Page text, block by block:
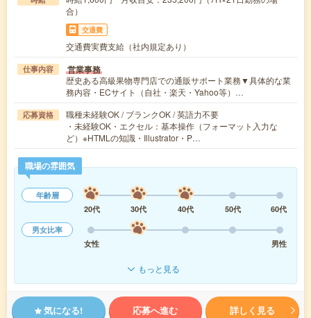
合）
交通費
交通費実費支給（社内規定あり）
仕事内容 営業事務
歴史ある高級果物専門店での通販サポート業務▼具体的な業
務内容・ECサイト（自社・楽天・Yahoo等）…
応募資格
職種未経験OK / ブランクOK / 英語力不要
・未経験OK・エクセル：基本操作（フォーマット入力な
ど）※HTMLの知識・Illustrator・P…
職場の雰囲気
年齢層
20代
30代 40代 50代
60代
男女比率
女性
男性
もっと見る
気になる! 応募へ進む 詳しく見る